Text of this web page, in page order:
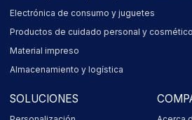
Electrónica de consumo y juguetes
Productos de cuidado personal y
Material impreso
Almacenamiento y logística
SOLUCIONES